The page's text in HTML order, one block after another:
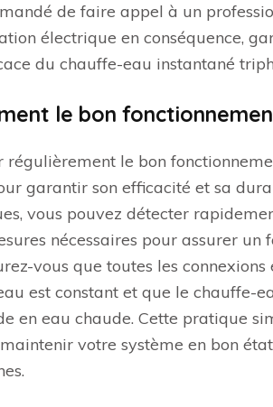
de faire appel à un
électrique en conséquence,
du chauffe-eau instantané
le bon
régulièrement le bon
garantir son efficacité et sa
vous pouvez détecter
nécessaires pour assurer un
vous que toutes les
est constant et que le chauffe-
en eau chaude. Cette pratique
votre système en bon